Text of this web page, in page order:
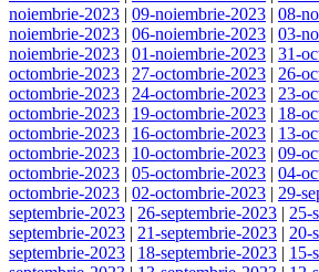
noiembrie-2023 | 09-noiembrie-2023 | 08-
noiembrie-2023 | 06-noiembrie-2023 | 03-
noiembrie-2023 | 01-noiembrie-2023 | 31-
octombrie-2023 | 27-octombrie-2023 | 26-
octombrie-2023 | 24-octombrie-2023 | 23-
octombrie-2023 | 19-octombrie-2023 | 18-
octombrie-2023 | 16-octombrie-2023 | 13-
octombrie-2023 | 10-octombrie-2023 | 09-
octombrie-2023 | 05-octombrie-2023 | 04-
octombrie-2023 | 02-octombrie-2023 | 29-
septembrie-2023 | 26-septembrie-2023 | 25-
septembrie-2023 | 21-septembrie-2023 | 20-
septembrie-2023 | 18-septembrie-2023 | 15-